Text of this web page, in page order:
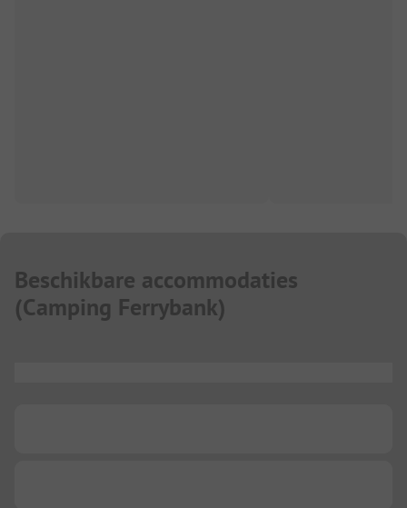
Beschikbare accommodaties
(Camping Ferrybank)